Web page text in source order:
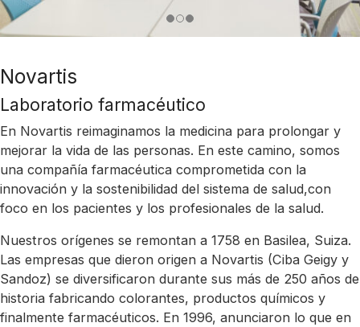
Novartis
Laboratorio farmacéutico
En Novartis reimaginamos la medicina para prolongar y
mejorar la vida de las personas. En este camino, somos
una compañía farmacéutica comprometida con la
innovación y la sostenibilidad del sistema de salud,con
foco en los pacientes y los profesionales de la salud.
Nuestros orígenes se remontan a 1758 en Basilea, Suiza.
Las empresas que dieron origen a Novartis (Ciba Geigy y
Sandoz) se diversificaron durante sus más de 250 años de
historia fabricando colorantes, productos químicos y
finalmente farmacéuticos. En 1996, anunciaron lo que en